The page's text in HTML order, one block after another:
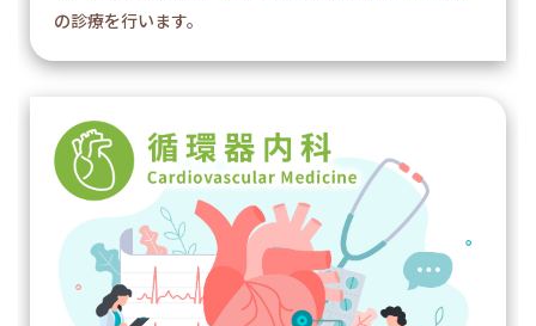
の診療を行います。